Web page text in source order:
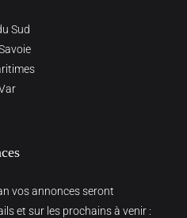
Sud
vos annonces seront
et sur les prochains à venir :